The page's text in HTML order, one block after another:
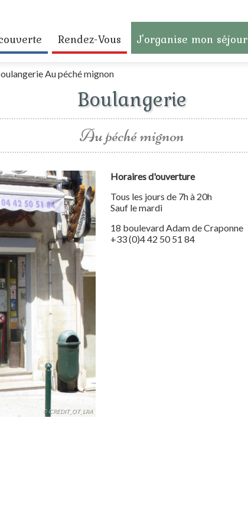
Rendez-Vous J'organise mon séjour
Au péché mignon
Boulangerie
Au péché mignon
© CREDIT_OT_LRA
Horaires d'ouverture
Tous les jours de 7h à 20h
Sauf le mardi
18 boulevard Adam de Craponne
+33 (0)4 42 50 51 84